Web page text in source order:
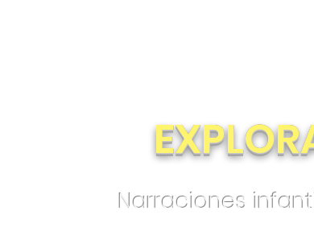
Narraciones